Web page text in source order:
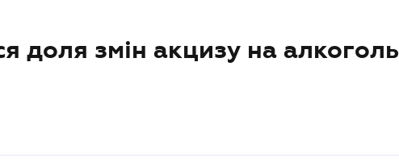
доля змін акцизу на алкоголь